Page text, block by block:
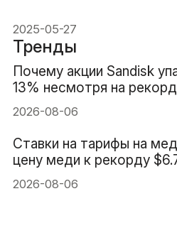
трейдер
2025-05-27
Тренды
Почему акции Sandisk
13% несмотря на
$8.97B
2026-08-06
Ставки на тарифы на
цену меди к рекорду
2026-08-06